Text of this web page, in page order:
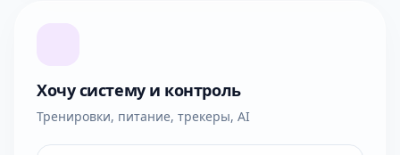
Хочу систему и контроль
Тренировки, питание, трекеры, AI